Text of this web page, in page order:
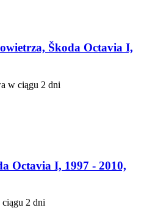
Škoda Octavia I,
w ciągu 2 dni
Octavia I, 1997 - 2010,
2 dni